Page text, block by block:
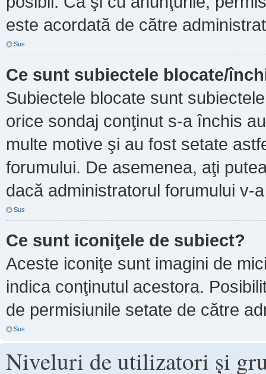
este acordată de către
Sus
Ce sunt subiectele blocate/
Subiectele blocate sunt
orice sondaj conţinut s-a închis
multe motive şi au fost setate
forumului. De asemenea, aţi
dacă administratorul forumului v-
Sus
Ce sunt iconiţele de subiect?
Aceste iconiţe sunt imagini de
indica conţinutul acestora.
de permisiunile setate de către
Sus
Niveluri de utilizatori şi